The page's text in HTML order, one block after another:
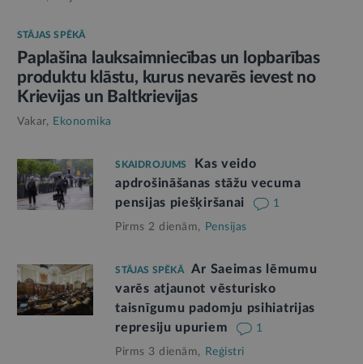
STĀJAS SPĒKĀ
Paplašina lauksaimniecības un lopbarības
produktu klāstu, kurus nevarēs ievest no
Krievijas un Baltkrievijas
Vakar, Ekonomika
SKAIDROJUMS
Kas veido
apdrošināšanas stāžu vecuma
pensijas piešķiršanai
1
Pirms 2 dienām, Pensijas
STĀJAS SPĒKĀ
Ar Saeimas lēmumu
varēs atjaunot vēsturisko
taisnīgumu padomju psihiatrijas
represiju upuriem
1
Pirms 3 dienām, Reģistri